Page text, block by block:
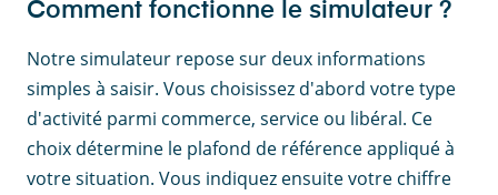
Comment fonctionne le simulateur ?
Notre simulateur repose sur deux informations
simples à saisir. Vous choisissez d'abord votre type
d'activité parmi commerce, service ou libéral. Ce
choix détermine le plafond de référence appliqué à
votre situation. Vous indiquez ensuite votre chiffre